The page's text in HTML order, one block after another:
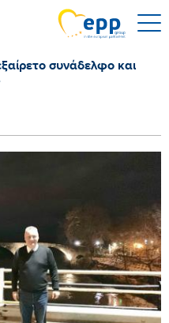
συνάδελφο και